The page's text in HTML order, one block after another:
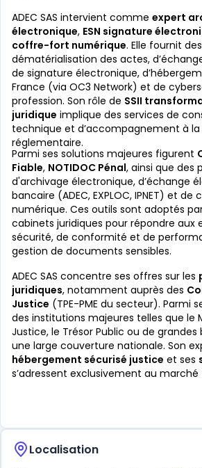
ADEC SAS intervient comme expert
électronique, ESN signature
coffre-fort numérique. Elle fournit
dématérialisation des actes,
de signature électronique,
France (via OC3 Network) et de
profession. Son rôle de SSII
juridique implique des services de
technique et d’accompagnement à
réglementaire.
Parmi ses solutions majeures figurent
Fiable, NOTIDOC Pénal, ainsi que des
d'archivage électronique, d’échange
bancaire (ADEC, EXPLOC, IPNET) et
numérique. Ces outils sont adoptés
cabinets juridiques pour répondre aux
sécurité, de conformité et de
gestion de documents sensibles.
ADEC SAS concentre ses offres sur les
juridiques, notamment auprès des
Justice (TPE-PME du secteur). Parmi
des institutions majeures telles que le
Justice, le Trésor Public ou de grandes
une large couverture nationale. Son
hébergement sécurisé justice et ses
s’adressent exclusivement au marché
Localisation